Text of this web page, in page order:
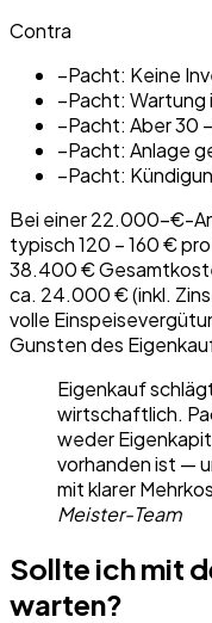
Contra
−Pacht: Keine
−Pacht: Wartung
−Pacht: Aber 30
−Pacht: Anlage
−Pacht:
Bei einer 22.000-€-
typisch 120 – 160 €
38.400 €
ca. 24.000 € (inkl.
volle
Gunsten des
Eigenkauf
wirtschaftlich.
weder
vorhanden ist —
mit klarer
Meister-Team
Sollte ich mit
warten?